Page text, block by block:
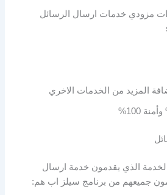
مزودي خدمات ارسال الرسائل
المزيد من الخدمات الاخري
الذي يقدمون خدمة ارسال
جميعهم من برنامج سيلز اب هم: